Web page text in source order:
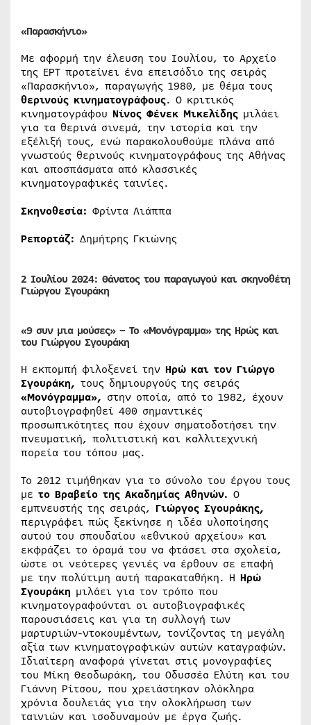
«Παρασκήνιο»
Με αφορμή την έλευση του Ιουλίου, το Αρχείο
της ΕΡΤ προτείνει ένα επεισόδιο της σειράς
«Παρασκήνιο», παραγωγής 1980, με θέμα τους
θερινούς κινηματογράφους. Ο κριτικός
κινηματογράφου Νίνος Φένεκ Μικελίδης μιλάει
για τα θερινά σινεμά, την ιστορία και την
εξέλιξή τους, ενώ παρακολουθούμε πλάνα από
γνωστούς θερινούς κινηματογράφους της Αθήνας
και αποσπάσματα από κλασσικές
κινηματογραφικές ταινίες.
Σκηνοθεσία: Φρίντα Λιάππα
Ρεπορτάζ: Δημήτρης Γκιώνης
2 Ιουλίου 2024: Θάνατος του παραγωγού και σκηνοθέτη
Γιώργου Σγουράκη
«9 συν μια μούσες» –Το «Μονόγραμμα» της Ηρώς και
του Γιώργου Σγουράκη
Η εκπομπή φιλοξενεί την Ηρώ και τον Γιώργο
Σγουράκη, τους δημιουργούς της σειράς
«Μονόγραμμα», στην οποία, από το 1982, έχουν
αυτοβιογραφηθεί 400 σημαντικές
προσωπικότητες που έχουν σηματοδοτήσει την
πνευματική, πολιτιστική και καλλιτεχνική
πορεία του τόπου μας.
Το 2012 τιμήθηκαν για το σύνολο του έργου τους
με το Βραβείο της Ακαδημίας Αθηνών. Ο
εμπνευστής της σειράς, Γιώργος Σγουράκης,
περιγράφει πώς ξεκίνησε η ιδέα υλοποίησης
αυτού του σπουδαίου «εθνικού αρχείου» και
εκφράζει το όραμά του να φτάσει στα σχολεία,
ώστε οι νεότερες γενιές να έρθουν σε επαφή
με την πολύτιμη αυτή παρακαταθήκη. Η Ηρώ
Σγουράκη μιλάει για τον τρόπο που
κινηματογραφούνται οι αυτοβιογραφικές
παρουσιάσεις και για τη συλλογή των
μαρτυριών-ντοκουμέντων, τονίζοντας τη μεγάλη
αξία των κινηματογραφικών αυτών καταγραφών.
Ιδιαίτερη αναφορά γίνεται στις μονογραφίες
του Μίκη Θεοδωράκη, του Οδυσσέα Ελύτη και του
Γιάννη Ρίτσου, που χρειάστηκαν ολόκληρα
χρόνια δουλειάς για την ολοκλήρωση των
ταινιών και ισοδυναμούν με έργα ζωής.